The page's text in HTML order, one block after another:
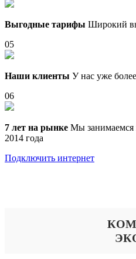
Выгодные тарифы Широкий
05
Наши клиенты У нас уже
06
7 лет на рынке Мы занимаемся
2014 года
Подключить интернет